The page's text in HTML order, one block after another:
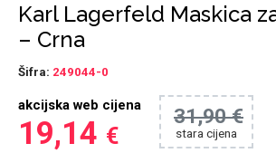
Karl Lagerfeld Maskica
– Crna
Šifra: 249044-0
akcijska web cijena
19,14 €
31,90 €
stara cijena
Gym Unicorn
Spigen maskice
Univerzalno
staklo